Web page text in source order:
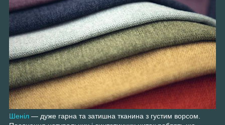
Шеніл — дуже гарна та затишна тканина з густим ворсом.